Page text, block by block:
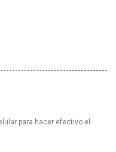
para hacer efectivo el